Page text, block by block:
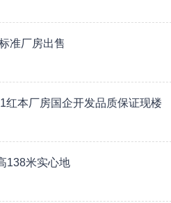
准厂房出售
红本厂房国企开发品质保证现楼
138米实心地